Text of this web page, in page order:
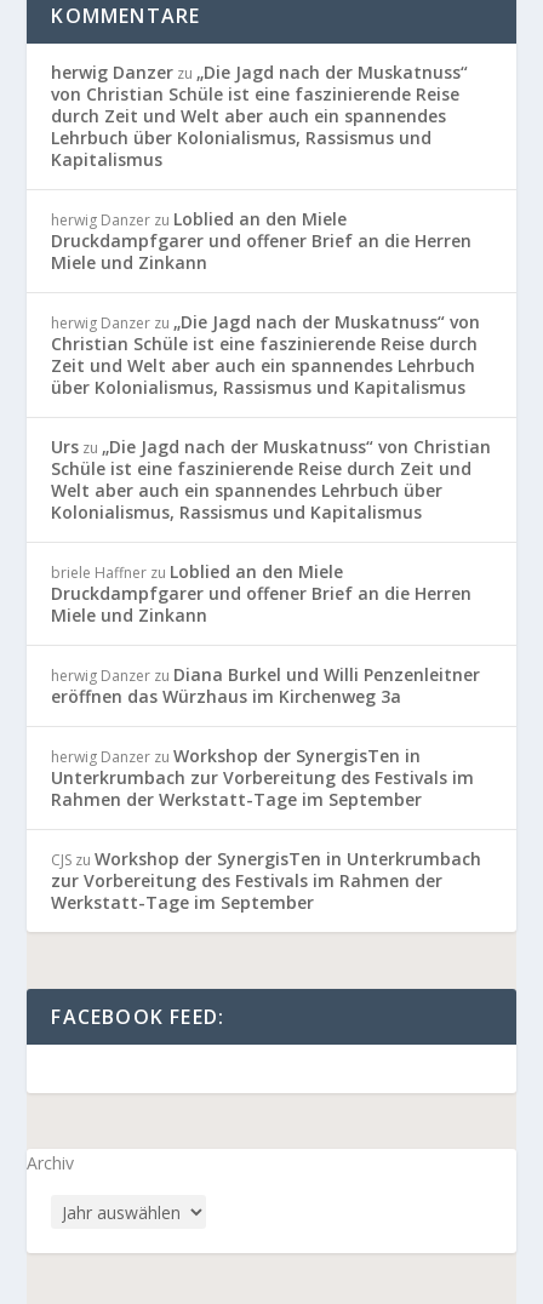
KOMMENTARE
herwig Danzer zu „Die Jagd nach der Muskatnuss“
von Christian Schüle ist eine faszinierende Reise
durch Zeit und Welt aber auch ein spannendes
Lehrbuch über Kolonialismus, Rassismus und
Kapitalismus
herwig Danzer zu Loblied an den Miele
Druckdampfgarer und offener Brief an die Herren
Miele und Zinkann
herwig Danzer zu „Die Jagd nach der Muskatnuss“ von
Christian Schüle ist eine faszinierende Reise durch
Zeit und Welt aber auch ein spannendes Lehrbuch
über Kolonialismus, Rassismus und Kapitalismus
Urs zu „Die Jagd nach der Muskatnuss“ von Christian
Schüle ist eine faszinierende Reise durch Zeit und
Welt aber auch ein spannendes Lehrbuch über
Kolonialismus, Rassismus und Kapitalismus
briele Haffner zu Loblied an den Miele
Druckdampfgarer und offener Brief an die Herren
Miele und Zinkann
herwig Danzer zu Diana Burkel und Willi Penzenleitner
eröffnen das Würzhaus im Kirchenweg 3a
herwig Danzer zuWorkshop der SynergisTen in
Unterkrumbach zur Vorbereitung des Festivals im
Rahmen der Werkstatt-Tage im September
CJS zuWorkshop der SynergisTen in Unterkrumbach
zur Vorbereitung des Festivals im Rahmen der
Werkstatt-Tage im September
FACEBOOK FEED:
Archiv